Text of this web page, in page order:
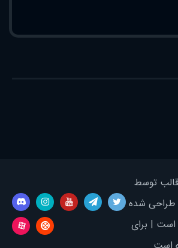
رایت ۲۰۲۲ | قالب توسط
طراحی شده
| برای